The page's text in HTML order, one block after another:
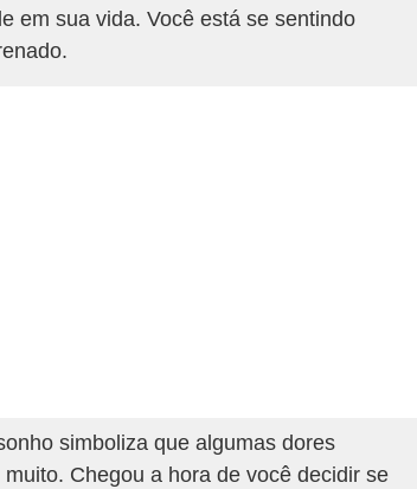
em sua vida. Você está se sentindo
simboliza que algumas dores
Chegou a hora de você decidir se